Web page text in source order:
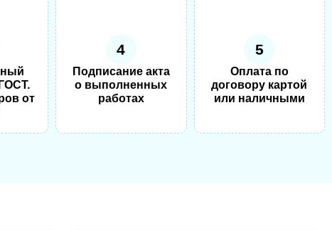
от
4
Подписание акта
о выполненных
работах
5
Оплата по
договору картой
или наличными